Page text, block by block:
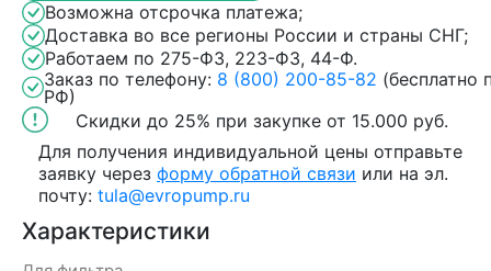
Возможна отсрочка платежа;
Доставка во все регионы России и страны СНГ;
Работаем по 275-ФЗ, 223-ФЗ, 44-Ф.
Заказ по телефону: 8 (800) 200-85-82 (бесплатно
РФ)
Скидки до 25% при закупке от 15.000 руб.
Для получения индивидуальной цены отправьте
заявку через форму обратной связи или на эл.
почту: tula@evropump.ru
Характеристики